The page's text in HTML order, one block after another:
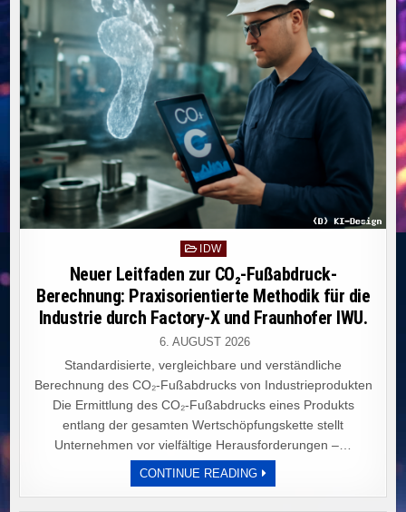
NUTZUNG
VON
KI
FÜR
HAUSAUFGABEN
UND
LERNHILFEN.
Posted
in
IDW
Neuer Leitfaden zur CO₂-Fußabdruck-
Berechnung: Praxisorientierte Methodik für die
Industrie durch Factory-X und Fraunhofer IWU.
6. AUGUST 2026
Standardisierte, vergleichbare und verständliche
Berechnung des CO₂-Fußabdrucks von Industrieprodukten
Die Ermittlung des CO₂-Fußabdrucks eines Produkts
entlang der gesamten Wertschöpfungskette stellt
Unternehmen vor vielfältige Herausforderungen –…
CONTINUE READINGNEUER
LEITFADEN
ZUR